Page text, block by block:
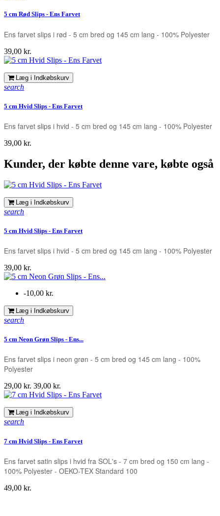
5 cm Rød Slips - Ens Farvet
Ens farvet slips i rød - 5 cm bred og 145 cm lang - 100% Polyester
Pris
39,00 kr.
Læg i Indkøbskurv
search
5 cm Hvid Slips - Ens Farvet
Ens farvet slips i hvid - 5 cm bred og 145 cm lang - 100% Polyester
Pris
39,00 kr.
Kunder, der købte denne vare, købte også
Læg i Indkøbskurv
search
5 cm Hvid Slips - Ens Farvet
Ens farvet slips i hvid - 5 cm bred og 145 cm lang - 100% Polyester
Pris
39,00 kr.
-10,00 kr.
Læg i Indkøbskurv
search
5 cm Neon Grøn Slips - Ens...
Ens farvet slips i neon grøn - 5 cm bred og 145 cm lang - 100%
Polyester
Pris
29,00 kr. Normalpris
39,00 kr.
Læg i Indkøbskurv
search
7 cm Hvid Slips - Ens Farvet
Ens farvet satin slips i hvid fra SOL's - 7 cm bred og 150 cm lang -
100% Polyester - OEKO-TEX Standard 100
Pris
49,00 kr.